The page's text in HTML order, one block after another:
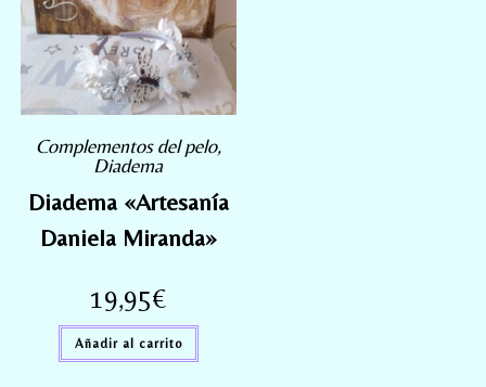
Complementos del pelo,
Diadema
Diadema «Artesanía
Daniela Miranda»
19,95€
Añadir al carrito